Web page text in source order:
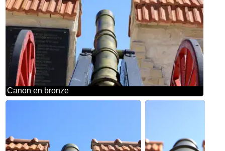
Canon en bronze